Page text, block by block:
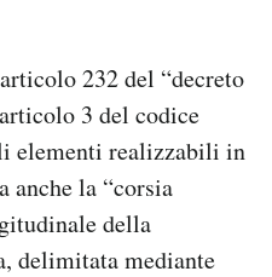
232 del “decreto
3 del codice
elementi realizzabili in
anche la “corsia
della
delimitata mediante